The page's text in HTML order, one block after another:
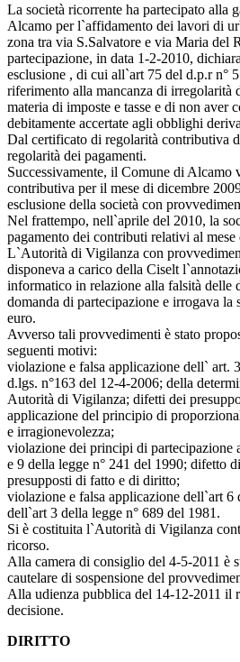
La società ricorrente ha partecipato alla
Alcamo per l`affidamento dei lavori di
zona tra via S.Salvatore e via Maria del
partecipazione, in data 1-2-2010,
esclusione , di cui all`art 75 del d.p.r n°
riferimento alla mancanza di irregolarità
materia di imposte e tasse e di non aver
debitamente accertate agli obblighi
Dal certificato di regolarità contributiva
regolarità dei pagamenti.
Successivamente, il Comune di Alcamo
contributiva per il mese di dicembre
esclusione della società con
Nel frattempo, nell`aprile del 2010, la
pagamento dei contributi relativi al
L`Autorità di Vigilanza con
disponeva a carico della Ciselt
informatico in relazione alla falsità delle
domanda di partecipazione e irrogava la
euro.
Avverso tali provvedimenti è stato
seguenti motivi:
violazione e falsa applicazione dell` art.
d.lgs. n°163 del 12-4-2006; della
Autorità di Vigilanza; difetti dei
applicazione del principio di
e irragionevolezza;
violazione dei principi di partecipazione
e 9 della legge n° 241 del 1990; difetto
presupposti di fatto e di diritto;
violazione e falsa applicazione dell`art 6
dell`art 3 della legge n° 689 del 1981.
Si è costituita l`Autorità di Vigilanza
ricorso.
Alla camera di consiglio del 4-5-2011 è
cautelare di sospensione del
Alla udienza pubblica del 14-12-2011 il
decisione.
DIRITTO